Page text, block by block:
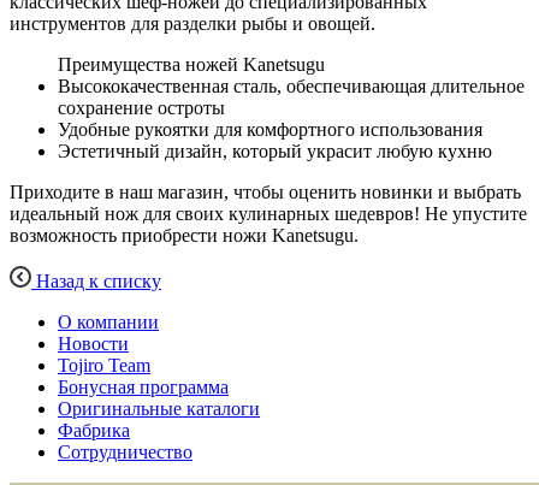
инструментов для разделки рыбы и овощей.
Преимущества ножей Kanetsugu
Высококачественная сталь, обеспечивающая длительное
сохранение остроты
Удобные рукоятки для комфортного использования
Эстетичный дизайн, который украсит любую кухню
Приходите в наш магазин, чтобы оценить новинки и выбрать
идеальный нож для своих кулинарных шедевров! Не упустите
возможность приобрести ножи Kanetsugu.
Назад к списку
О компании
Новости
Tojiro Team
Бонусная программа
Оригинальные каталоги
Фабрика
Сотрудничество